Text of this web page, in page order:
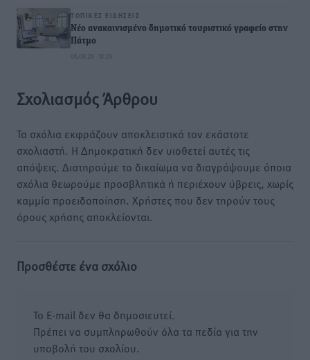
ΤΟΠΙΚΈΣ ΕΙΔΉΣΕΙΣ
Νέο ανακαινισμένο δημοτικό τουριστικό γραφείο στην
Πάτμο
Σχολιασμός Άρθρου
Τα σχόλια εκφράζουν αποκλειστικά τον εκάστοτε
σχολιαστή. Η Δημοκρατική δεν υιοθετεί αυτές τις
απόψεις. Διατηρούμε το δικαίωμα να διαγράψουμε όποια
σχόλια θεωρούμε προσβλητικά ή περιέχουν ύβρεις, χωρίς
καμμία προειδοποίηση. Χρήστες που δεν τηρούν τους
όρους χρήσης αποκλείονται.
Προσθέστε ένα σχόλιο
Το E-mail δεν θα δημοσιευτεί.
Πρέπει να συμπληρωθούν όλα τα πεδία για την
υποβολή του σχολίου.